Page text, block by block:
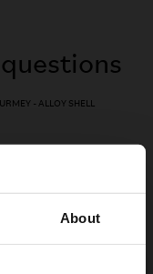
About
- ALLOY SHELL